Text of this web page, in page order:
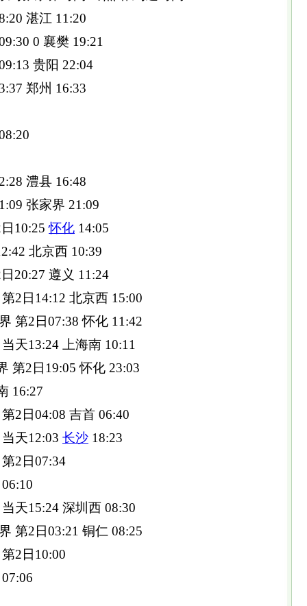
湛江 11:20
0 襄樊 19:21
贵阳 22:04
郑州 16:33
澧县 16:48
张家界 21:09
日10:25怀化 14:05
北京西 10:39
20:27 遵义 11:24
2日14:12 北京西 15:00
第2日07:38 怀化 11:42
天13:24 上海南 10:11
第2日19:05 怀化 23:03
16:27
2日04:08 吉首 06:40
天12:03 长沙 18:23
2日07:34
天15:24 深圳西 08:30
第2日03:21 铜仁 08:25
2日10:00